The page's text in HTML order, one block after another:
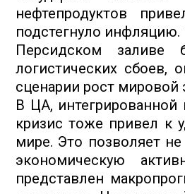
нефтепродуктов
подстегнуло
Персидском заливе
логистических сбоев,
сценарии рост мировой
В ЦА,
кризис тоже привел к
мире. Это позволяет
экономическую
представлен